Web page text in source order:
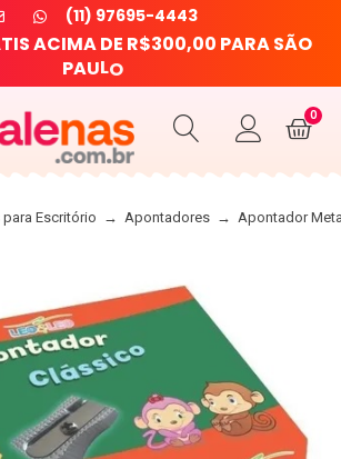
(11) 97695-4443
TISACIMADE R$300,00 PARASÃO
PAULO
0
Escritório → Apontadores → Apontador